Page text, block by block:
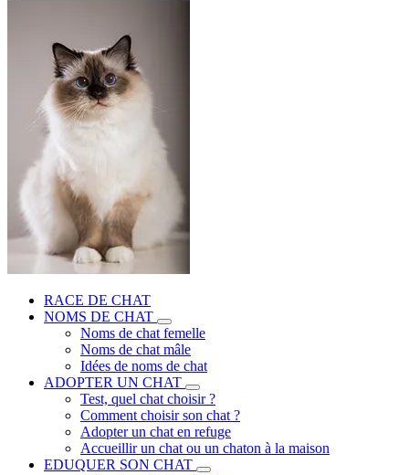
RACE DE CHAT
NOMS DE CHAT
Noms de chat femelle
Noms de chat mâle
Idées de noms de chat
ADOPTER UN CHAT
Test, quel chat choisir ?
Comment choisir son chat ?
Adopter un chat en refuge
Accueillir un chat ou un chaton à la maison
EDUQUER SON CHAT